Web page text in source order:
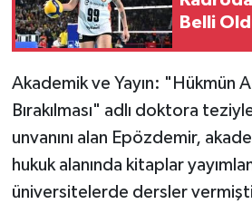
Belli
Akademik ve Yayın: "Hükmün
Bırakılması" adlı doktora
unvanını alan Epözdemir,
hukuk alanında kitaplar
üniversitelerde dersler